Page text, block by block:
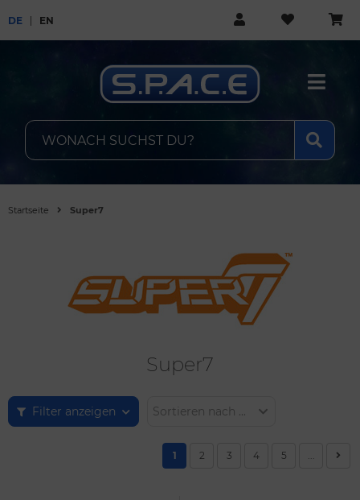
DE EN
Startseite Super7
Super7
Filter anzeigen Sortieren nach ...
1 2 3 4 5 ...